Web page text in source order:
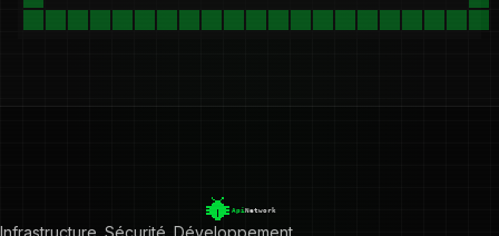
Infrastructure. Sécurité. Développement.